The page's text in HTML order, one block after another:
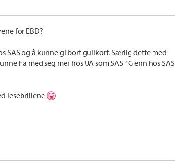
for EBD?
SAS og å kunne gi bort gullkort. Særlig dette med
ha med seg mer hos UA som SAS *G enn hos SAS
lesebrillene